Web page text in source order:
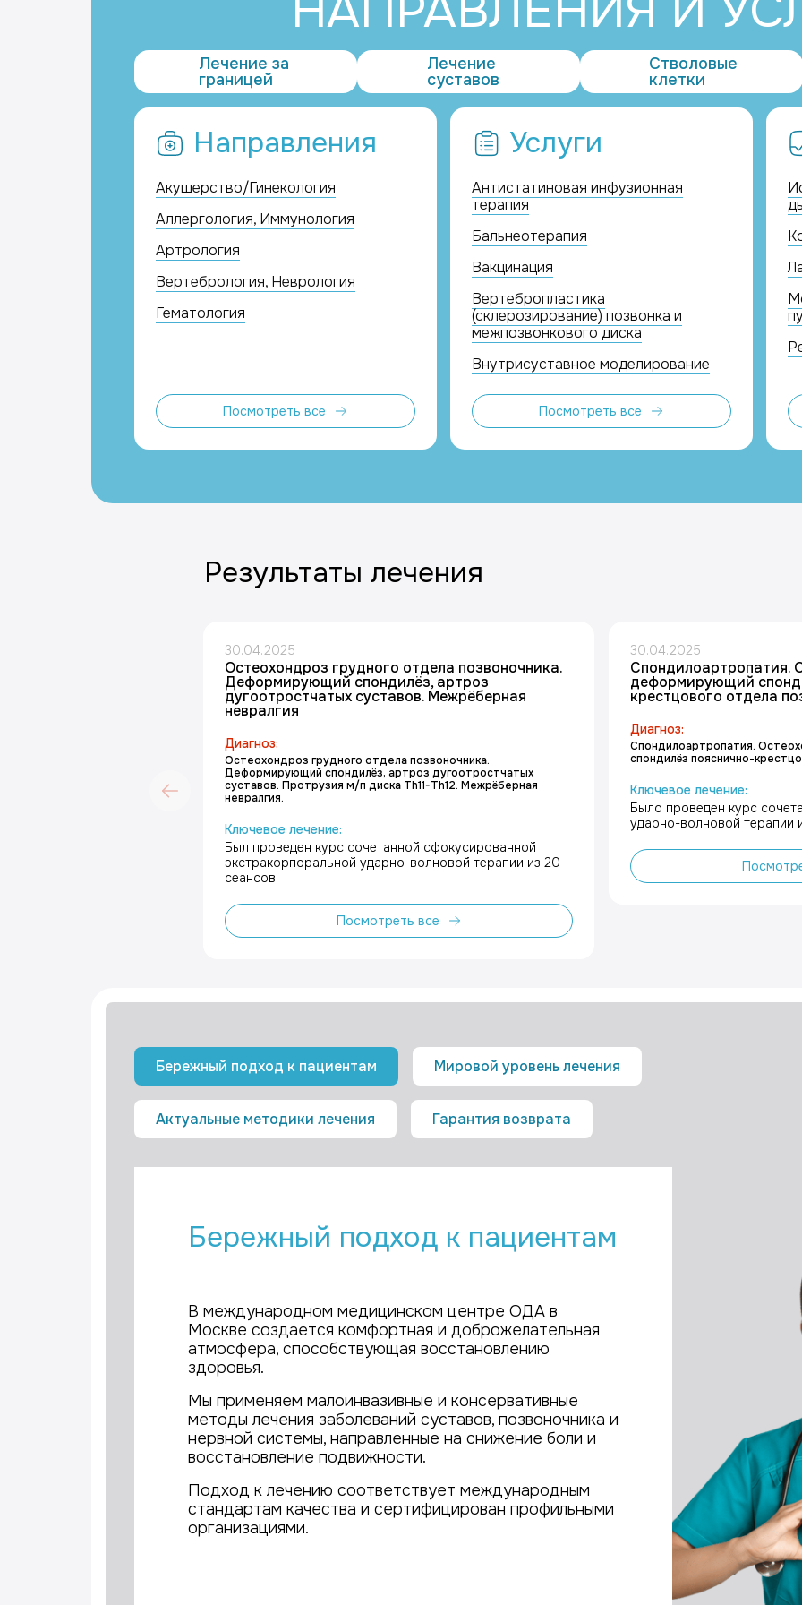
Лечение за
границей
Лечение
суставов
Стволовые
клетки
Направления
Акушерство/Гинекология
Аллергология, Иммунология
Артрология
Вертебрология, Неврология
Гематология
Посмотреть все
Услуги
Антистатиновая инфузионная
терапия
Бальнеотерапия
Вакцинация
Вертебропластика
(склерозирование) позвонка и
межпозвонкового диска
Внутрисуставное моделирование
Посмотреть все
Результаты лечения
30.04.2025
Остеохондроз грудного отдела позвоночника.
Деформирующий спондилёз, артроз
дугоотростчатых суставов. Межрёберная
невралгия
Диагноз:
Остеохондроз грудного отдела позвоночника.
Деформирующий спондилёз, артроз дугоотростчатых
суставов. Протрузия м/п диска Th11-Th12. Межрёберная
невралгия.
Ключевое лечение:
Был проведен курс сочетанной сфокусированной
экстракорпоральной ударно-волновой терапии из 20
сеансов.
Посмотреть все
30.04.2025
Спондилоартропатия.
деформирующий
крестцового отдела
Диагноз:
Спондилоартропатия.
спондилёз пояснично-
Ключевое лечение:
Было проведен курс
ударно-волновой терапии
Бережный подход к пациентам Мировой уровень лечения
Актуальные методики лечения Гарантия возврата
Бережный подход к пациентам
В международном медицинском центре ОДА в
Москве создается комфортная и доброжелательная
атмосфера, способствующая восстановлению
здоровья.
Мы применяем малоинвазивные и консервативные
методы лечения заболеваний суставов, позвоночника и
нервной системы, направленные на снижение боли и
восстановление подвижности.
Подход к лечению соответствует международным
стандартам качества и сертифицирован профильными
организациями.